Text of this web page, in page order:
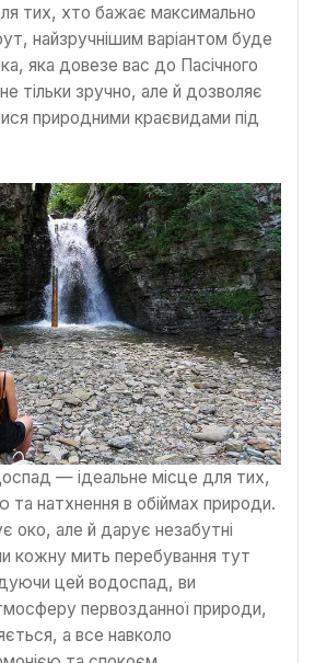
тих, хто бажає максимально
найзручнішим варіантом буде
яка довезе вас до Пасічного
тільки зручно, але й дозволяє
природними краєвидами під
— ідеальне місце для тих,
натхнення в обіймах природи.
око, але й дарує незабутні
кожну мить перебування тут
цей водоспад, ви
первозданної природи,
а все навколо